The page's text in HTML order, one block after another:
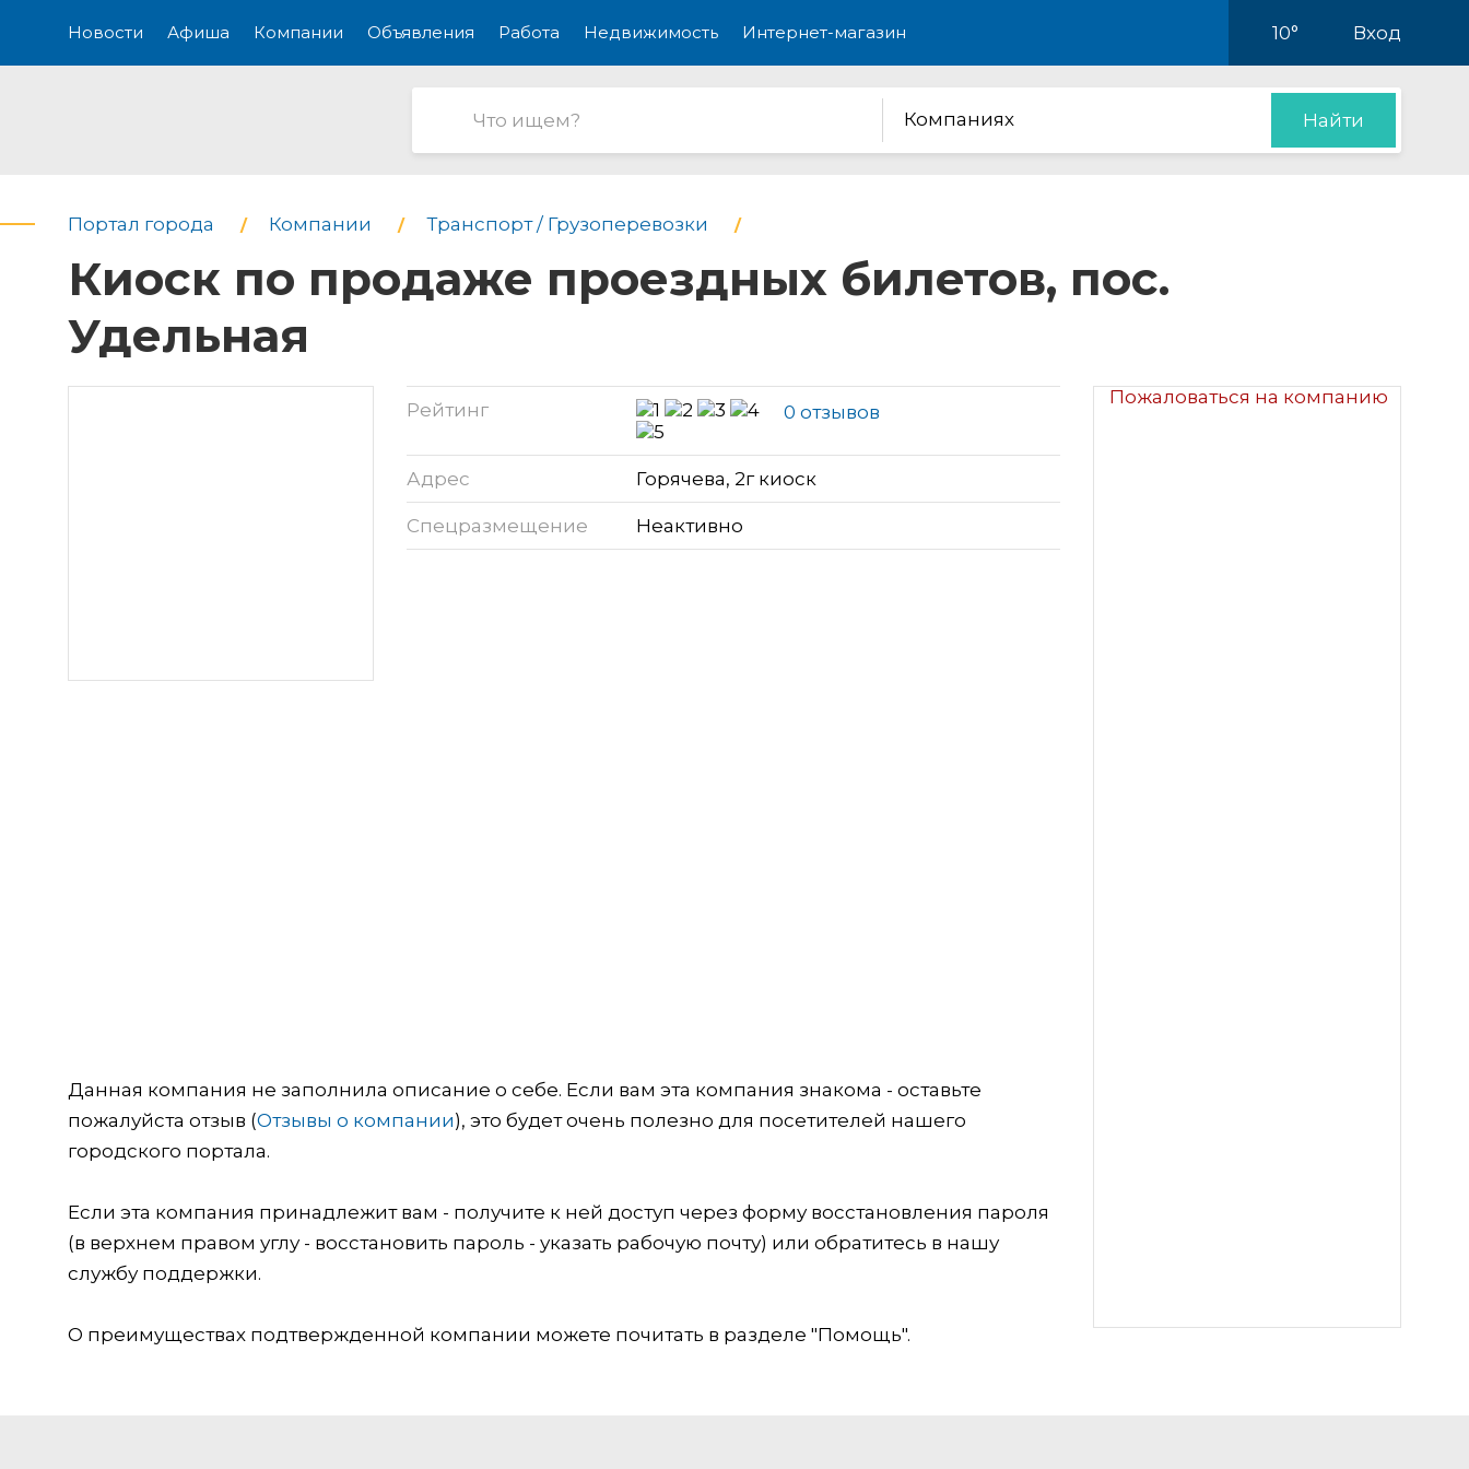
Новости Афиша Компании Объявления Работа Недвижимость Интернет-магазин 10° Вход
Компаниях Найти
Портал города Компании Транспорт / Грузоперевозки
Киоск по продаже проездных билетов, пос.
Удельная
Пожаловаться на компанию
Рейтинг 0 отзывов
Адрес Горячева, 2г киоск
Спецразмещение Неактивно
Данная компания не заполнила описание о себе. Если вам эта компания знакома - оставьте
пожалуйста отзыв (Отзывы о компании), это будет очень полезно для посетителей нашего
городского портала.
Если эта компания принадлежит вам - получите к ней доступ через форму восстановления пароля
(в верхнем правом углу - восстановить пароль - указать рабочую почту) или обратитесь в нашу
службу поддержки.
О преимуществах подтвержденной компании можете почитать в разделе "Помощь".